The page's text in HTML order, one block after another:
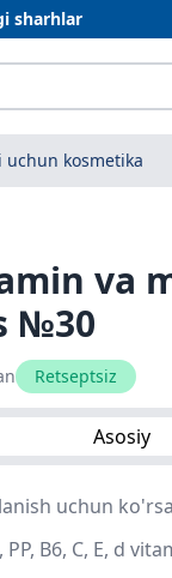
sharhlar
kosmetika
va
№30
Retseptsiz
Asosiy
uchun
PP, B6, C, E, d